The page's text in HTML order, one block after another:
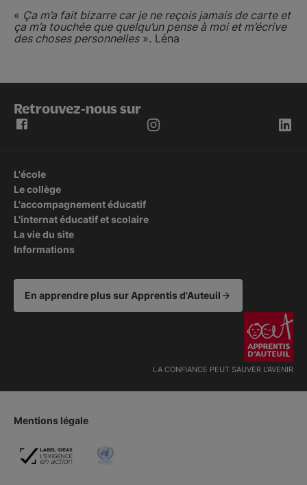
« Ça m’a fait bizarre car je ne reçois jamais de carte et
ça m’a touchée que quelqu’un pense à moi et m’écrive
des choses personnelles». Léna
Retrouvez-nous sur
L'école
Le collège
L'accompagnement éducatif
L'internat éducatif et scolaire
La vie du site
Informations
En apprendre plus sur Apprentis d'Auteuil
LA CONFIANCE PEUT SAUVER L'AVENIR
Mentions légale